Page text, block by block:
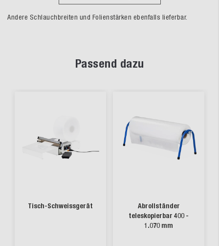
Andere Schlauchbreiten und Folienstärken ebenfalls lieferbar.
Passend dazu
Tisch-Schweissgerät
Abrollständer
teleskopierbar 400 -
1.070 mm